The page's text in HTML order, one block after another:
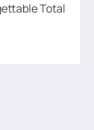
Total